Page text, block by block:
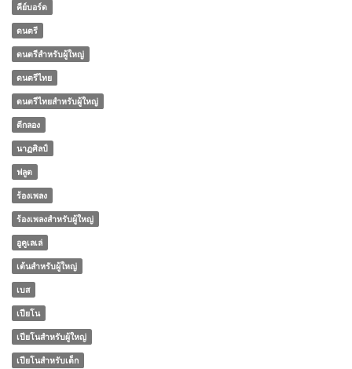
คีย์บอร์ด
ดนตรี
ดนตรีสำหรับผู้ใหญ่
ดนตรีไทย
ดนตรีไทยสำหรับผู้ใหญ่
ตีกลอง
นาฏศิลป์
ฟลูต
ร้องเพลง
ร้องเพลงสำหรับผู้ใหญ่
อูคูเลเล่
เต้นสำหรับผู้ใหญ่
เบส
เปียโน
เปียโนสำหรับผู้ใหญ่
เปียโนสำหรับเด็ก